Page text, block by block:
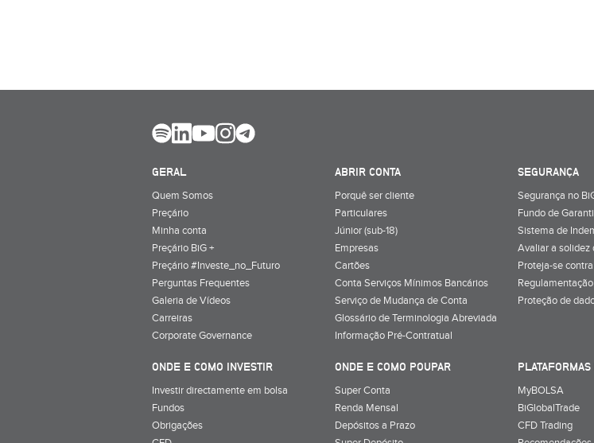
GERAL
Quem Somos
Preçário
Minha conta
Preçário BiG +
Preçário #Investe_no_Futuro
Perguntas Frequentes
Galeria de Vídeos
Carreiras
Corporate Governance
ABRIR CONTA
Porquê ser cliente
Particulares
Júnior (sub-18)
Empresas
Cartões
Conta Serviços Mínimos Bancários
Serviço de Mudança de Conta
Glossário de Terminologia Abreviada
Informação Pré-Contratual
SEGURANÇA
Segurança no
Fundo de
Sistema de
Avaliar a solidez
Proteja-se
Proteção de
ONDE E COMO INVESTIR
Investir directamente em bolsa
Fundos
Obrigações
ONDE E COMO POUPAR
Super Conta
Renda Mensal
Depósitos a Prazo
MyBOLSA
BiGlobalTrade
CFD Trading